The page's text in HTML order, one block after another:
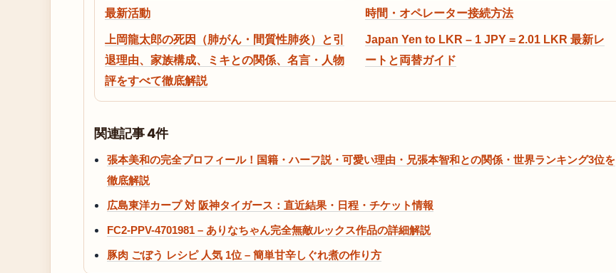
最新活動
時間・オペレーター接続方法
上岡龍太郎の死因（肺がん・間質性肺炎）と引
退理由、家族構成、ミキとの関係、名言・人物
評をすべて徹底解説
Japan Yen to LKR – 1 JPY = 2.01 LKR 最新レ
ートと両替ガイド
関連記事 4件
張本美和の完全プロフィール！国籍・ハーフ説・可愛い理由・兄張本智和との関係・世界ランキング3位を
徹底解説
広島東洋カープ 対 阪神タイガース：直近結果・日程・チケット情報
FC2-PPV-4701981 – ありなちゃん完全無敵ルックス作品の詳細解説
豚肉 ごぼう レシピ 人気 1位 – 簡単甘辛しぐれ煮の作り方